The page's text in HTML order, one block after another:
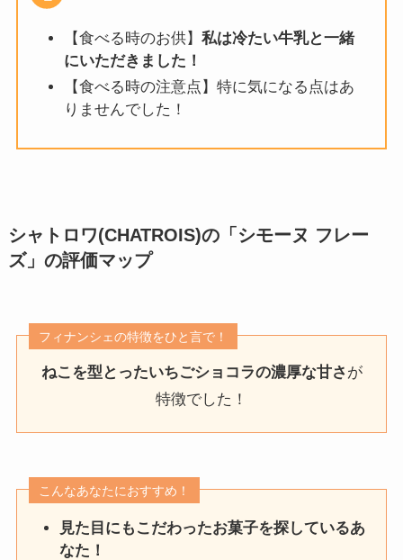
【食べる時のお供】 私は冷たい牛乳と一緒
にいただきました！
【食べる時の注意点】特に気になる点はあ
りませんでした！
シャトロワ(CHATROIS)の「シモーヌ フレー
ズ」 の評価マップ
フィナンシェの特徴をひと言で！
ねこを型とったいちごショコラの濃厚な甘さ が
特徴でした！
こんなあなたにおすすめ！
見た目にもこだわったお菓子を探しているあ
なた！